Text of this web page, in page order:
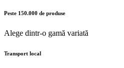
Peste 150.000 de produse
Alege dintr-o gamă variată
Transport local